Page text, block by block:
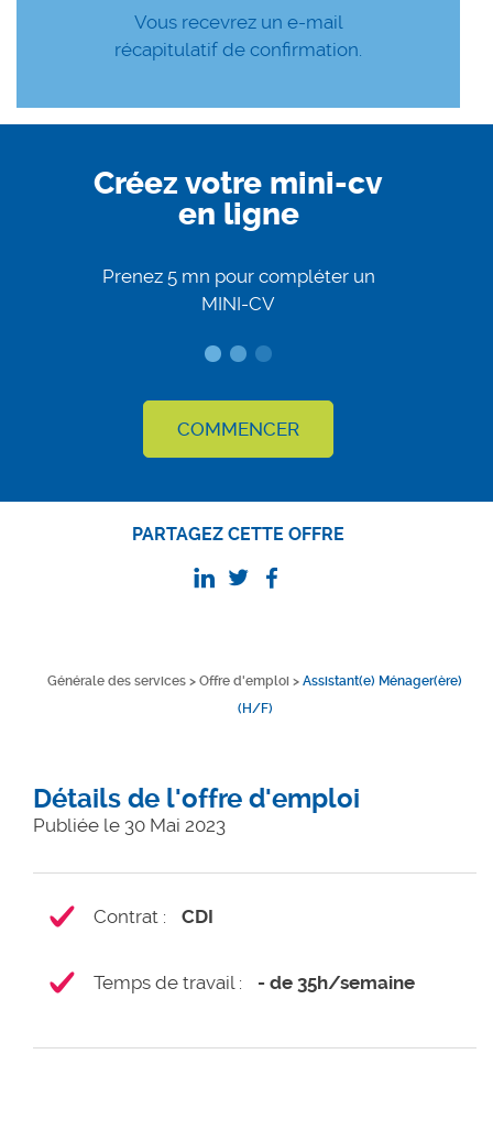
Vous recevrez un e-mail
récapitulatif de confirmation.
Créez votre mini-cv
en ligne
Prenez 5 mn pour compléter un
MINI-CV
COMMENCER
PARTAGEZ CETTE OFFRE
Générale des services > Offre d'emploi > Assistant(e) Ménager(ère)
(H/F)
Détails de l'offre d'emploi
Publiée le 30 Mai 2023
Contrat : CDI
Temps de travail : - de 35h/semaine